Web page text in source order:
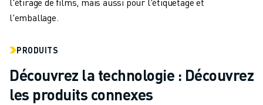
l'emballage.
PRODUITS
Découvrez la technologie : Découvrez
les produits connexes